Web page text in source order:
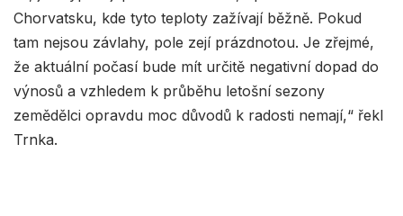
Chorvatsku, kde tyto teploty zažívají běžně. Pokud
tam nejsou závlahy, pole zejí prázdnotou. Je zřejmé,
že aktuální počasí bude mít určitě negativní dopad do
výnosů a vzhledem k průběhu letošní sezony
zemědělci opravdu moc důvodů k radosti nemají,“ řekl
Trnka.